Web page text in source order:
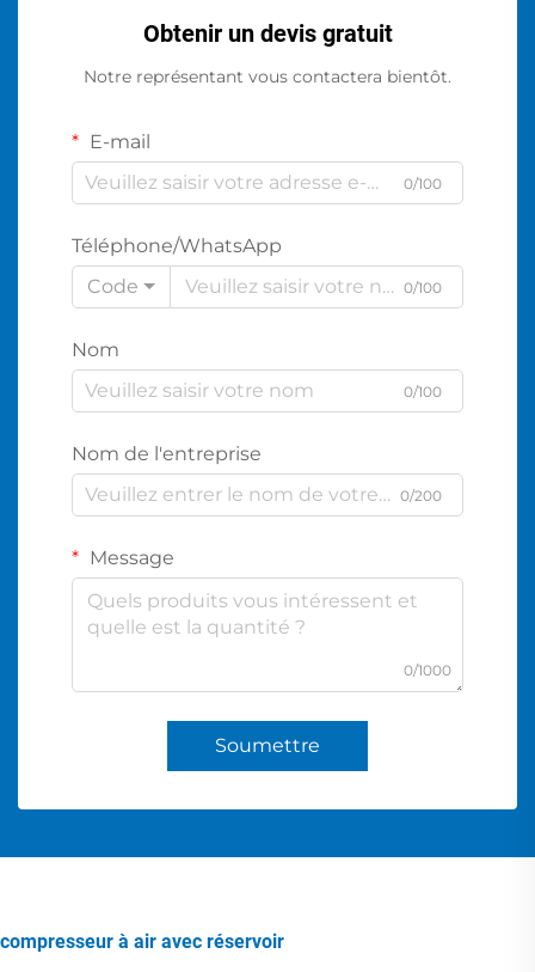
Obtenir un devis gratuit
Notre représentant vous contactera bientôt.
E-mail
0/100
Téléphone/WhatsApp
Code
0/100
Nom
0/100
Nom de l'entreprise
0/200
Message
0/1000
Soumettre
compresseur à air avec réservoir